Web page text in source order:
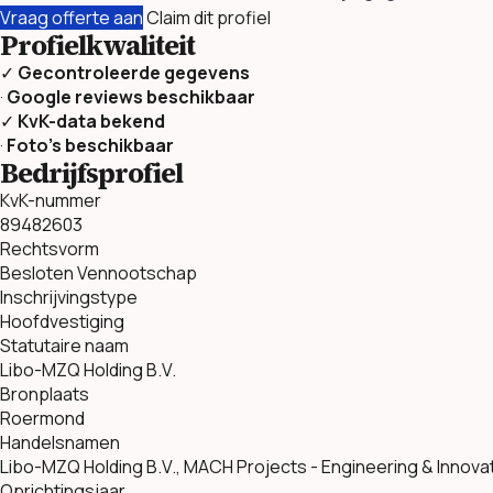
Vraag offerte aanClaim dit profiel
Profielkwaliteit
✓ Gecontroleerde gegevens
· Google reviews beschikbaar
✓ KvK-data bekend
· Foto’s beschikbaar
Bedrijfsprofiel
KvK-nummer
89482603
Rechtsvorm
Besloten Vennootschap
Inschrijvingstype
Hoofdvestiging
Statutaire naam
Libo-MZQ Holding B.V.
Bronplaats
Roermond
Handelsnamen
Libo-MZQ Holding B.V., MACH Projects - Engineering &